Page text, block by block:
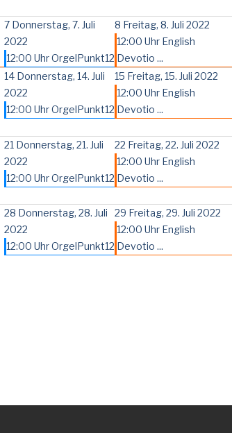
7 Donnerstag, 7. Juli
2022
12:00 Uhr OrgelPunkt12
8 Freitag, 8. Juli 2022
12:00 Uhr English
Devotio ...
14 Donnerstag, 14. Juli
2022
12:00 Uhr OrgelPunkt12
15 Freitag, 15. Juli 2022
12:00 Uhr English
Devotio ...
21 Donnerstag, 21. Juli
2022
12:00 Uhr OrgelPunkt12
22 Freitag, 22. Juli 2022
12:00 Uhr English
Devotio ...
28 Donnerstag, 28. Juli
2022
12:00 Uhr OrgelPunkt12
29 Freitag, 29. Juli 2022
12:00 Uhr English
Devotio ...